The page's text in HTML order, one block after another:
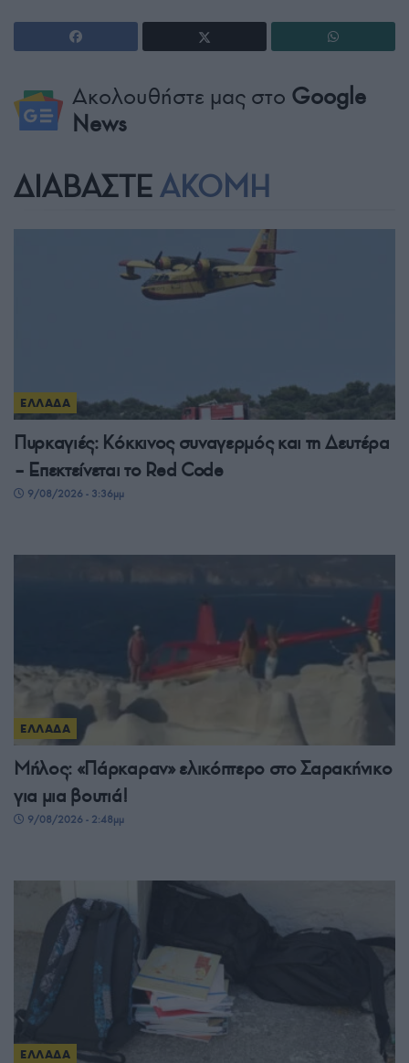
Ακολουθήστε μας στο Google
News
ΔΙΑΒΑΣΤΕ ΑΚΟΜΗ
ΕΛΛΑΔΑ
Πυρκαγιές: Κόκκινος συναγερμός και τη Δευτέρα
– Επεκτείνεται το Red Code
9/08/2026 - 3:36μμ
ΕΛΛΑΔΑ
Μήλος: «Πάρκαραν» ελικόπτερο στο Σαρακήνικο
για μια βουτιά!
9/08/2026 - 2:48μμ
ΕΛΛΑΔΑ